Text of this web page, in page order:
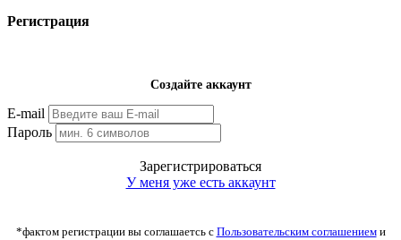
Регистрация
Создайте аккаунт
E-mail
Пароль
Зарегистрироваться
У меня уже есть аккаунт
*фактом регистрации вы соглашаетсь с Пользовательским соглашениеми